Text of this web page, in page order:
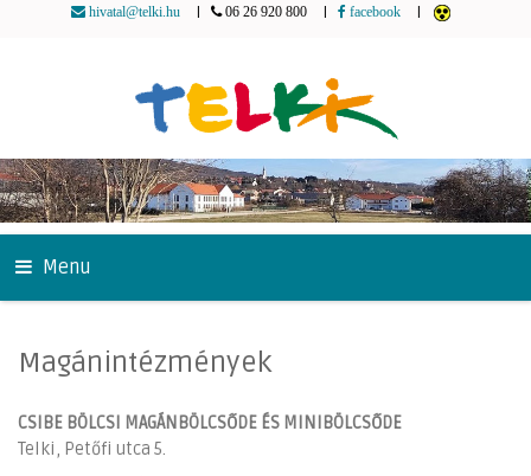
hivatal@telki.hu 06 26 920 800 facebook
Menu
Magánintézmények
CSIBE BÖLCSI MAGÁNBÖLCSŐDE ÉS MINIBÖLCSŐDE
Telki, Petőfi utca 5.